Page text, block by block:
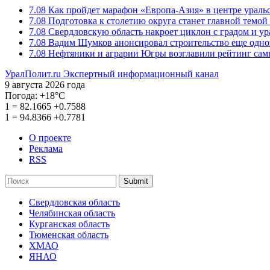
7.08 Как пройдет марафон «Европа-Азия» в центре
7.08 Подготовка к столетию округа станет главной
7.08 Свердловскую область накроет циклон с градом и
7.08 Вадим Шумков анонсировал строительство еще
7.08 Нефтяники и аграрии Югры возглавили рейтинг
УралПолит.ru Экспертный информационный канал
9 августа 2026 года
Погода: +18°С
1 = 82.1665 +0.7588
1 = 94.8366 +0.7781
О проекте
Реклама
RSS
Submit
Свердловская область
Челябинская область
Курганская область
Тюменская область
ХМАО
ЯНАО